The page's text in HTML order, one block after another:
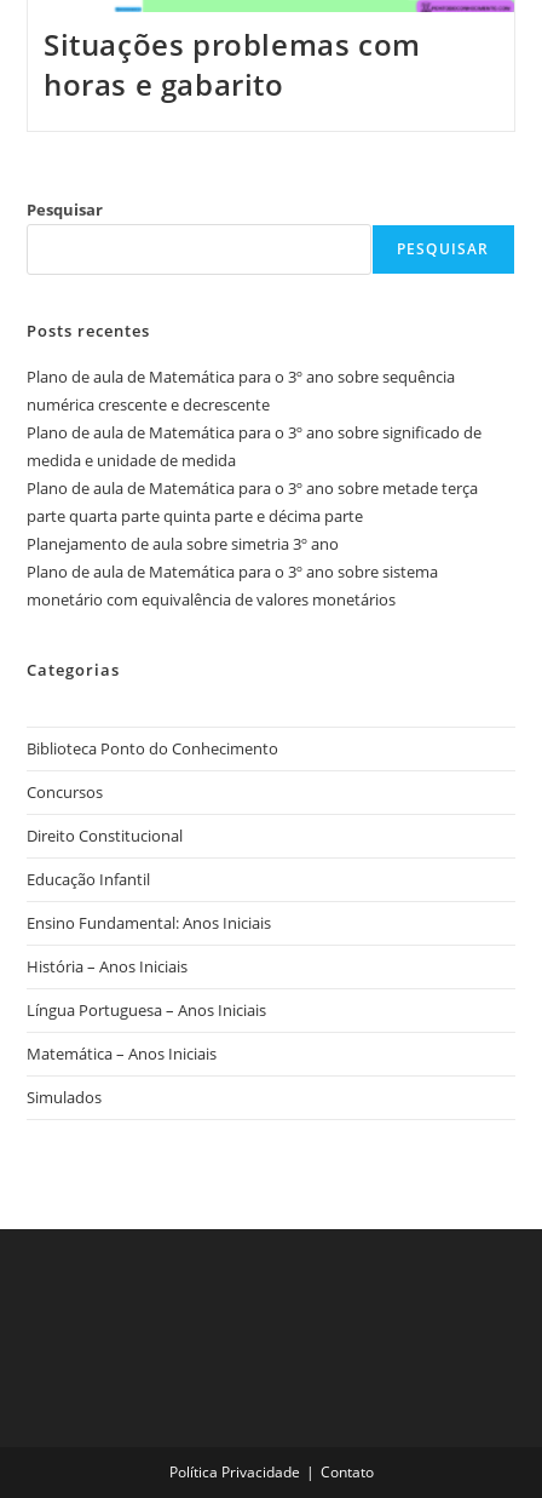
Situações problemas com
horas e gabarito
Pesquisar
PESQUISAR
Posts recentes
Plano de aula de Matemática para o 3º ano sobre sequência
numérica crescente e decrescente
Plano de aula de Matemática para o 3º ano sobre significado de
medida e unidade de medida
Plano de aula de Matemática para o 3º ano sobre metade terça
parte quarta parte quinta parte e décima parte
Planejamento de aula sobre simetria 3º ano
Plano de aula de Matemática para o 3º ano sobre sistema
monetário com equivalência de valores monetários
Categorias
Biblioteca Ponto do Conhecimento
Concursos
Direito Constitucional
Educação Infantil
Ensino Fundamental: Anos Iniciais
História – Anos Iniciais
Língua Portuguesa – Anos Iniciais
Matemática – Anos Iniciais
Simulados
Política Privacidade Contato